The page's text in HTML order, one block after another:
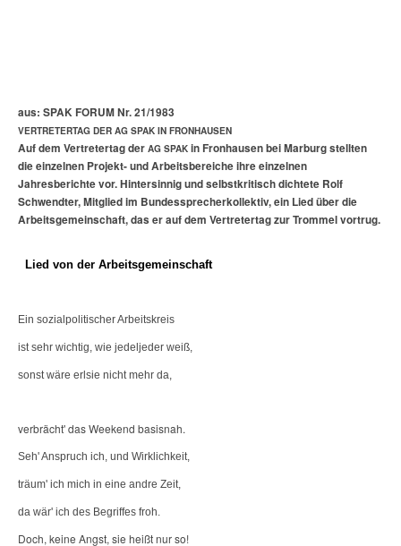
aus: SPAK FORUM Nr. 21/1983
VERTRETERTAG DER AG SPAK IN FRONHAUSEN
Auf dem Vertretertag der AG SPAK in Fronhausen bei Marburg stellten
die einzelnen Projekt- und Arbeitsbereiche ihre einzelnen
Jahresberichte vor. Hintersinnig und selbstkritisch dichtete Rolf
Schwendter, Mitglied im Bundessprecher­kollektiv, ein Lied über die
Arbeitsgemeinschaft, das er auf dem Vertretertag zur Trommel vortrug.
Lied von der Arbeitsgemeinschaft
Ein sozialpolitischer Arbeitskreis
ist sehr wichtig, wie jedeljeder weiß,
sonst wäre erlsie nicht mehr da,
verbrächt' das Weekend basisnah.
Seh' Anspruch ich, und Wirklichkeit,
träum' ich mich in eine andre Zeit,
da wär' ich des Begriffes froh.
Doch, keine Angst, sie heißt nur so!